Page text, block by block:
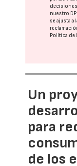
nuestro
se ajusta a
Política de
Un
para
de los